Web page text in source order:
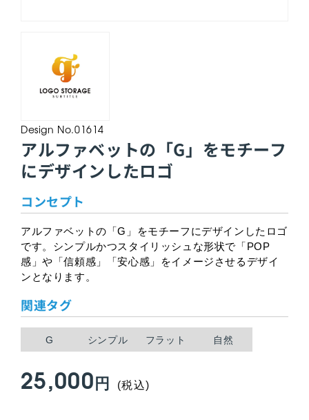
Design No.01614
アルファベットの「G」をモチーフ
にデザインしたロゴ
コンセプト
アルファベットの「G」をモチーフにデザインしたロゴ
です。シンプルかつスタイリッシュな形状で「POP
感」や「信頼感」「安心感」をイメージさせるデザイ
ンとなります。
関連タグ
G シンプル フラット 自然
通
25,000円 (税込)